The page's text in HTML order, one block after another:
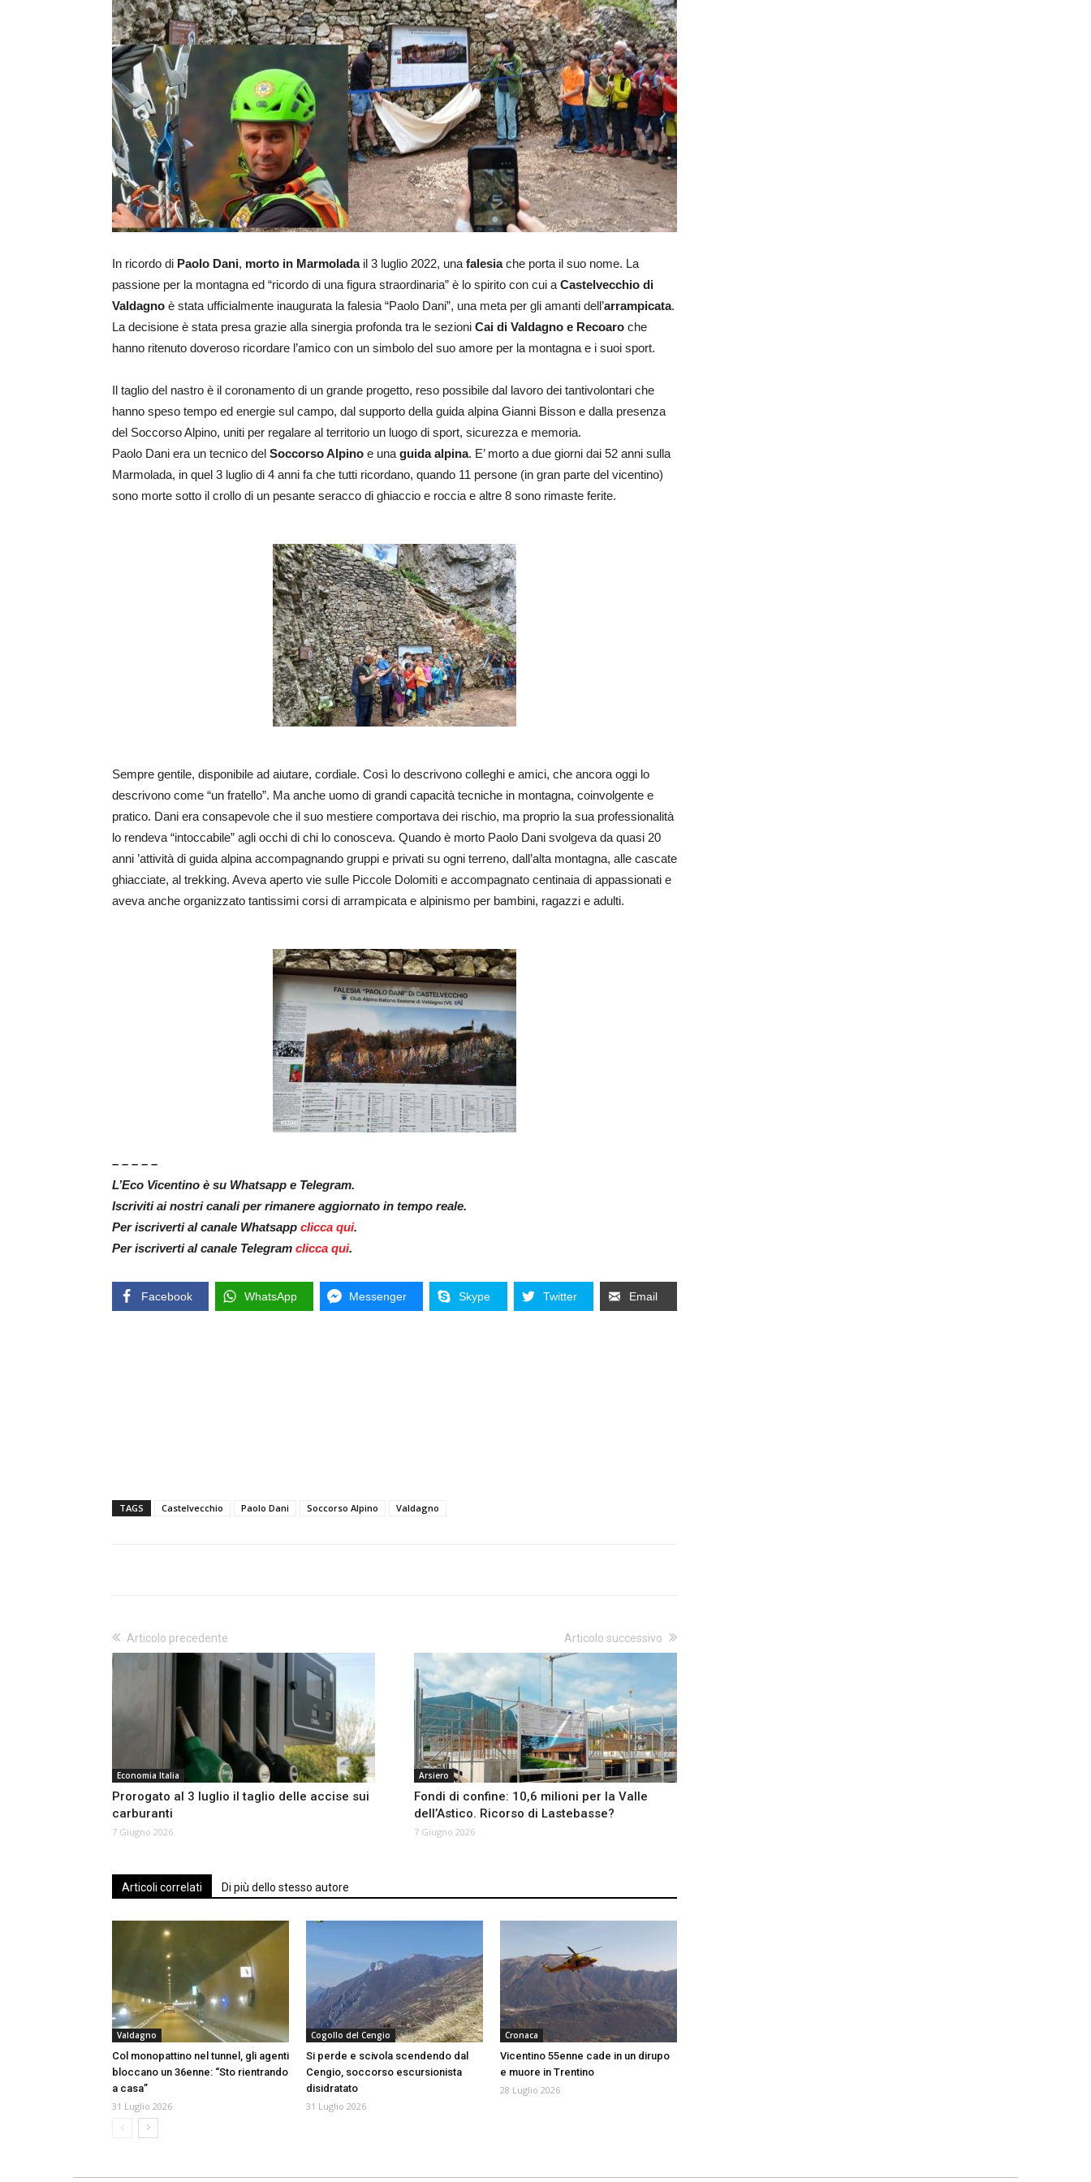
In ricordo di Paolo Dani, morto in Marmoladail 3 luglio 2022, una falesiache porta il suo nome. La
passione per la montagna ed “ricordo di una figura straordinaria” è lo spirito con cui a Castelvecchio di
Valdagno è stata ufficialmente inaugurata la falesia “Paolo Dani”, una meta per gli amanti dell’arrampicata.
La decisione è stata presa grazie alla sinergia profonda tra le sezioni Cai di Valdagno e Recoaro che
hanno ritenuto doveroso ricordare l’amico con un simbolo del suo amore per la montagna e i suoi sport.
Il taglio del nastro è il coronamento di un grande progetto, reso possibile dal lavoro dei tantivolontari che
hanno speso tempo ed energie sul campo, dal supporto della guida alpina Gianni Bisson e dalla presenza
del Soccorso Alpino, uniti per regalare al territorio un luogo di sport, sicurezza e memoria.
Paolo Dani era un tecnico del Soccorso Alpino e una guida alpina. E’ morto a due giorni dai 52 anni sulla
Marmolada, in quel 3 luglio di 4 anni fa che tutti ricordano, quando 11 persone (in gran parte del vicentino)
sono morte sotto il crollo di un pesante seracco di ghiaccio e roccia e altre 8 sono rimaste ferite.
Sempre gentile, disponibile ad aiutare, cordiale. Così lo descrivono colleghi e amici, che ancora oggi lo
descrivono come “un fratello”. Ma anche uomo di grandi capacità tecniche in montagna, coinvolgente e
pratico. Dani era consapevole che il suo mestiere comportava dei rischio, ma proprio la sua professionalità
lo rendeva “intoccabile” agli occhi di chi lo conosceva. Quando è morto Paolo Dani svolgeva da quasi 20
anni ’attività di guida alpina accompagnando gruppi e privati su ogni terreno, dall’alta montagna, alle cascate
ghiacciate, al trekking. Aveva aperto vie sulle Piccole Dolomiti e accompagnato centinaia di appassionati e
aveva anche organizzato tantissimi corsi di arrampicata e alpinismo per bambini, ragazzi e adulti.
– – – – –
L’Eco Vicentino è su Whatsapp e Telegram.
Iscriviti ai nostri canali per rimanere aggiornato in tempo reale.
Per iscriverti al canale Whatsapp clicca qui.
Per iscriverti al canale Telegram clicca qui.
Facebook WhatsApp Messenger Skype Twitter Email
TAGS Castelvecchio Paolo Dani Soccorso Alpino Valdagno
Articolo precedente
Economia Italia
Prorogato al 3 luglio il taglio delle accise sui
carburanti
7 Giugno 2026
Articolo successivo
Arsiero
Fondi di confine: 10,6 milioni per la Valle
dell’Astico. Ricorso di Lastebasse?
7 Giugno 2026
Articoli correlati Di più dello stesso autore
Valdagno
Col monopattino nel tunnel, gli agenti
bloccano un 36enne: “Sto rientrando
a casa”
31 Luglio 2026
Cogollo del Cengio
Si perde e scivola scendendo dal
Cengio, soccorso escursionista
disidratato
31 Luglio 2026
Cronaca
Vicentino 55enne cade in un dirupo
e muore in Trentino
28 Luglio 2026